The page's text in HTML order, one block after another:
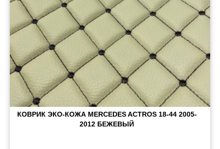
КОВРИК ЭКО-КОЖА MERCEDES ACTROS 18-44 2005-
2012 БЕЖЕВЫЙ